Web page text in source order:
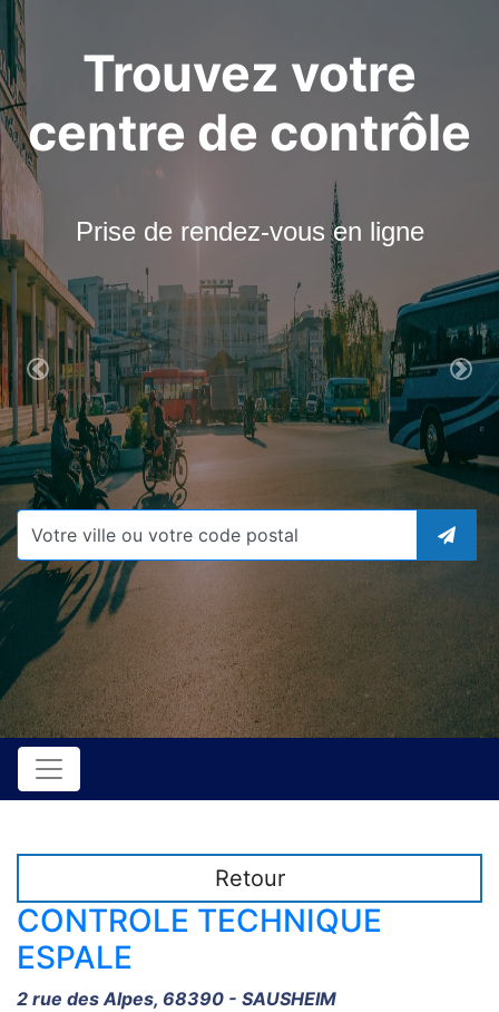
Trouvez votre
centre de contrôle
Prise de rendez-vous en ligne
Previous Next
Retour
CONTROLE TECHNIQUE
ESPALE
2 rue des Alpes, 68390 - SAUSHEIM